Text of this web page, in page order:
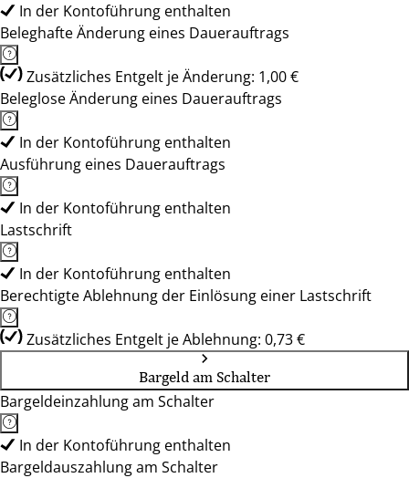
In der Kontoführung enthalten
Beleghafte Änderung eines Dauerauftrags
Zusätzliches Entgelt je Änderung: 1,00 €
Beleglose Änderung eines Dauerauftrags
In der Kontoführung enthalten
Ausführung eines Dauerauftrags
In der Kontoführung enthalten
Lastschrift
In der Kontoführung enthalten
Berechtigte Ablehnung der Einlösung einer Lastschrift
Zusätzliches Entgelt je Ablehnung: 0,73 €
Bargeld am Schalter
Bargeldeinzahlung am Schalter
In der Kontoführung enthalten
Bargeldauszahlung am Schalter